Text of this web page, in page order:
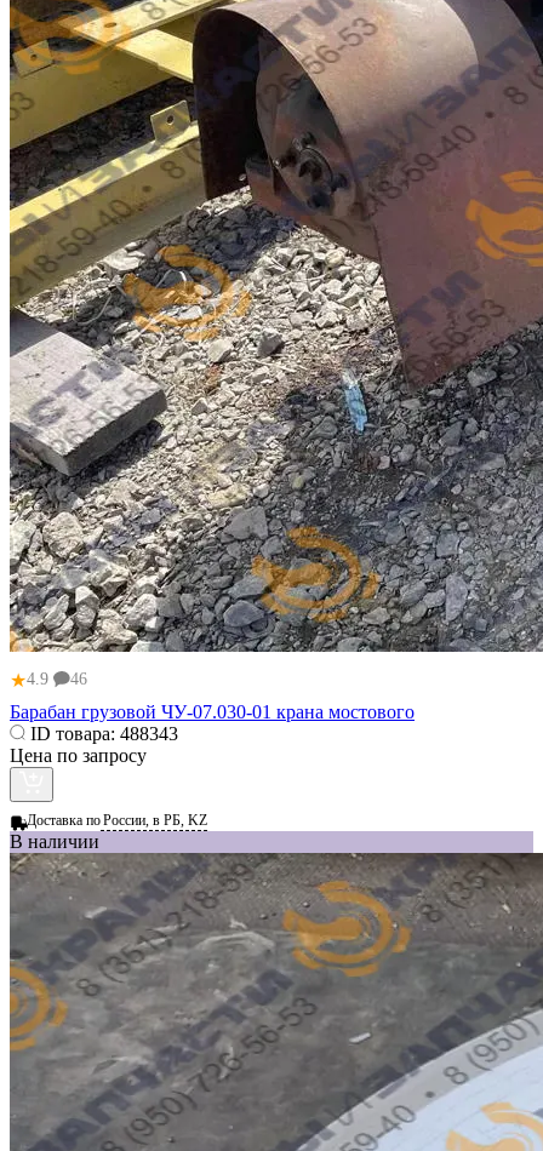
★4.9 46
Барабан грузовой ЧУ-07.030-01 крана мостового
ID товара: 488343
Цена по запросу
Доставка поРоссии, в РБ, KZ
В наличии